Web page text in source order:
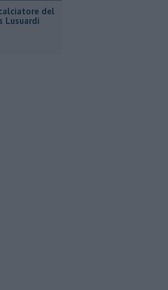
del
Lusuardi